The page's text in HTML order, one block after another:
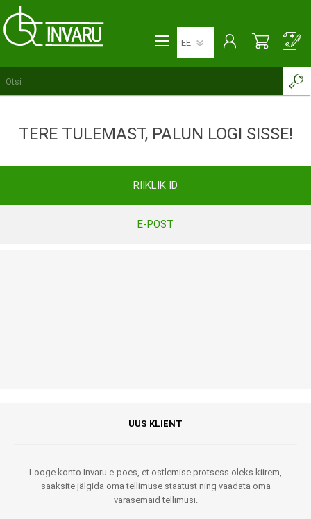
TERE TULEMAST, PALUN LOGI SISSE!
RIIKLIK ID
E-POST
UUS KLIENT
Looge konto Invaru e-poes, et ostlemise protsess oleks kiirem,
saaksite jälgida oma tellimuse staatust ning vaadata oma
varasemaid tellimusi.